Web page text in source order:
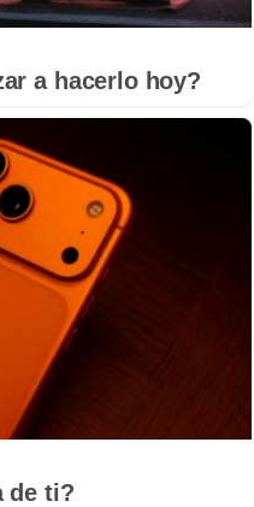
a hacerlo hoy?
de ti?